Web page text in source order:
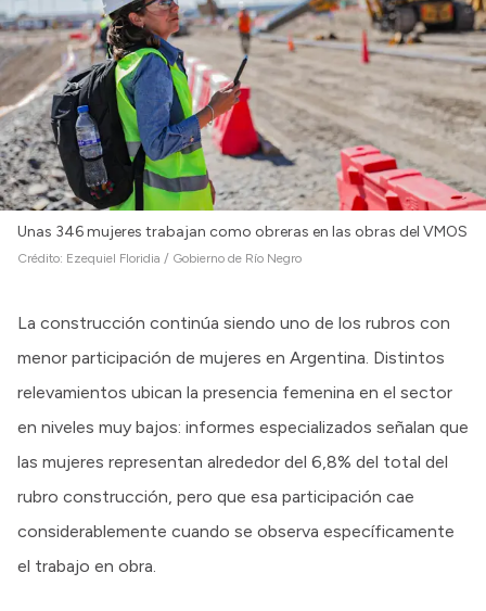
Unas 346 mujeres trabajan como obreras en las obras del VMOS
Crédito: Ezequiel Floridia / Gobierno de Río Negro
La construcción continúa siendo uno de los rubros con
menor participación de mujeres en Argentina. Distintos
relevamientos ubican la presencia femenina en el sector
en niveles muy bajos: informes especializados señalan que
las mujeres representan alrededor del 6,8% del total del
rubro construcción, pero que esa participación cae
considerablemente cuando se observa específicamente
el trabajo en obra.